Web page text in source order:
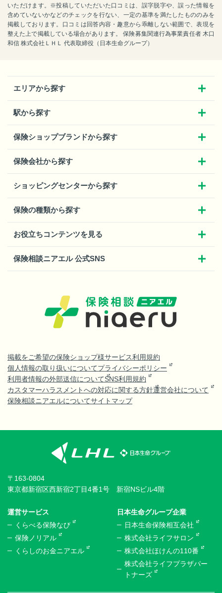
いただけます。※投稿していただいた口コミは、誤字脱字や、誤った情報を
含めていないかなどのチェックを行ない、一定の基準を満たしたもののみを
掲載しております。口コミは回答内容・趣意から乖離しない範囲で、表現を
整えた上で掲載している場合があります。 保険募集関連行為事業責任者 木口
和信 株式会社ＬＨＬ 代表取締役（日本生命グループ）
エリアから探す
駅から探す
保険ショップブランドから探す
保険会社から探す
ショッピングセンターから探す
保険の種類から探す
お役立ちコンテンツを見る
保険相談ニアエル 公式SNS
掲載をご希望の保険ショップ様サービス利用規約
個人情報の取り扱いについてプライバシーポリシー
利用者情報の外部送信についてSNS利用規約
カスタマーハラスメントへの対応に関する方針運営会社について
保険相談ニアエルについてサイトマップ
〒163-0804
東京都新宿区西新宿2丁目4番1号 新宿NSビル4階
運営サービス
くらべる保険なび
保険ノリアル
くらしのお金ニアエル
日本生命グループ企業
日本生命保険相互会社
株式会社ライフサロン
株式会社ほけんの110番
株式会社ライフプラザパー
トナーズ